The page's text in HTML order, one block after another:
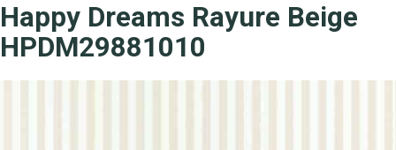
Happy Dreams Rayure Beige
HPDM29881010